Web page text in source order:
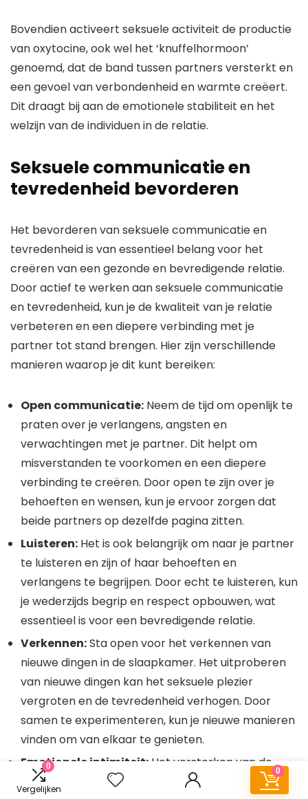
0
Vergelijken
0
Bovendien activeert seksuele activiteit de productie
van oxytocine, ook wel het ‘knuffelhormoon’
genoemd, dat de band tussen partners versterkt en
een gevoel van verbondenheid en warmte creëert.
Dit draagt bij aan de emotionele stabiliteit en het
welzijn van de individuen in de relatie.
Seksuele communicatie en
tevredenheid bevorderen
Het bevorderen van seksuele communicatie en
tevredenheid is van essentieel belang voor het
creëren van een gezonde en bevredigende relatie.
Door actief te werken aan seksuele communicatie
en tevredenheid, kun je de kwaliteit van je relatie
verbeteren en een diepere verbinding met je
partner tot stand brengen. Hier zijn verschillende
manieren waarop je dit kunt bereiken:
Open communicatie: Neem de tijd om openlijk te
praten over je verlangens, angsten en
verwachtingen met je partner. Dit helpt om
misverstanden te voorkomen en een diepere
verbinding te creëren. Door open te zijn over je
behoeften en wensen, kun je ervoor zorgen dat
beide partners op dezelfde pagina zitten.
Luisteren: Het is ook belangrijk om naar je partner
te luisteren en zijn of haar behoeften en
verlangens te begrijpen. Door echt te luisteren, kun
je wederzijds begrip en respect opbouwen, wat
essentieel is voor een bevredigende relatie.
Verkennen:Sta open voor het verkennen van
nieuwe dingen in de slaapkamer. Het uitproberen
van nieuwe dingen kan het seksuele plezier
vergroten en de tevredenheid verhogen. Door
samen te experimenteren, kun je nieuwe manieren
vinden om van elkaar te genieten.
Emotionele intimiteit: Het versterken van de
emotionele band met je partner is de basis voor